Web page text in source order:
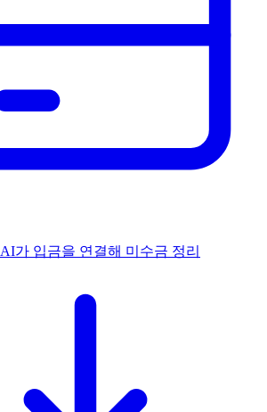
AI가 입금을 연결해 미수금 정리